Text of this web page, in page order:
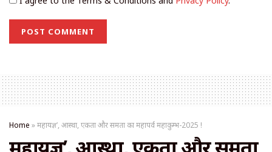
Home »महायज्ञ’, आस्था, एकता और समता का महापर्व महाकुम्भ-2025 !
महायज्ञ’, आस्था, एकता और समता